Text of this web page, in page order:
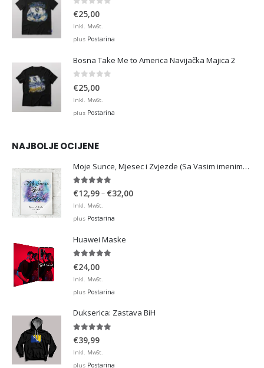
0 out of 5
€25,00
Inkl. MwSt.
plus Postarina
Bosna Take Me to America Navijačka Majica 2
€25,00
Inkl. MwSt.
plus Postarina
NAJBOLJE OCIJENE
Moje Sunce, Mjesec i Zvjezde (Sa Vasim imenima i datumom)
5.00out of 5
€12,99– €32,00Price
Inkl. MwSt.
plus Postarina
Huawei Maske
€24,00
Inkl. MwSt.
plus Postarina
Dukserica: Zastava BiH
5.00out of 5
€39,99
Inkl. MwSt.
plus Postarina